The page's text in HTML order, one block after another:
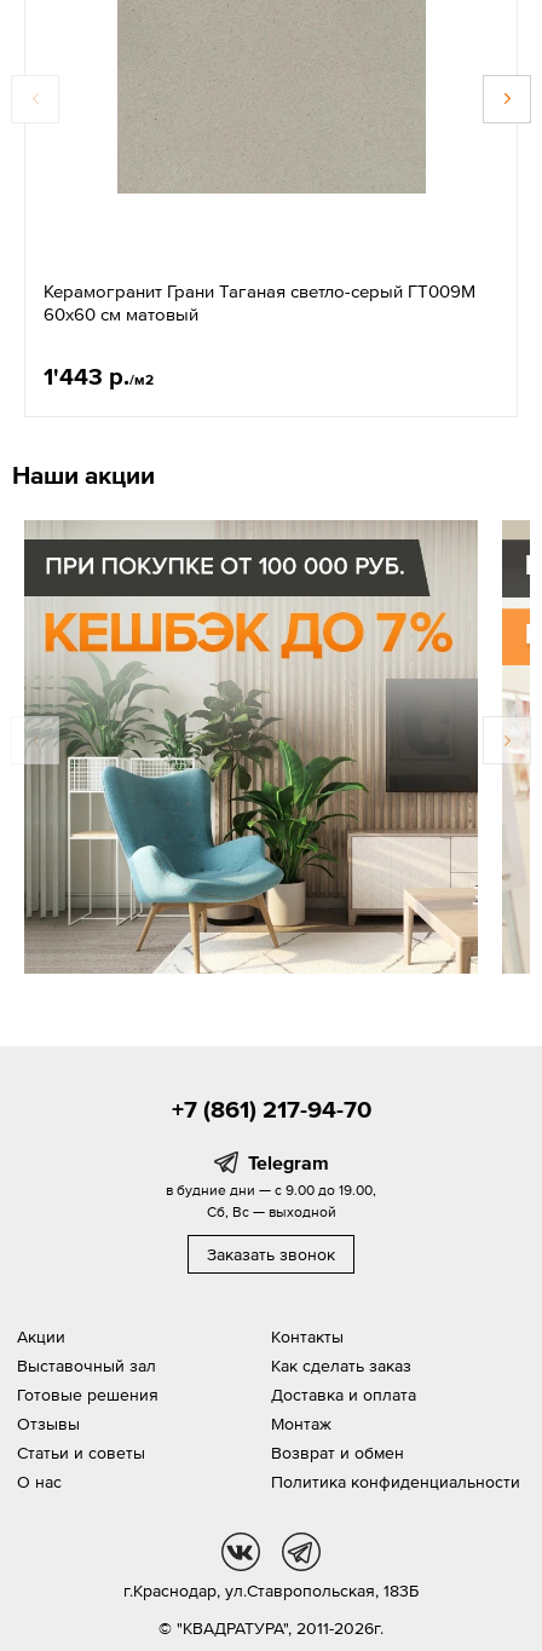
Керамогранит Грани Таганая светло-серый ГТ009М
60х60 см матовый
1'443 р./м2
Наши акции
Акции
Выставочный зал
Готовые решения
Отзывы
Статьи и советы
О нас
Контакты
Как сделать заказ
Доставка и оплата
Монтаж
Возврат и обмен
Политика конфиденциальности
+7 (861) 217-94-70
Telegram
в будние дни — с 9.00 до 19.00,
Сб, Вс — выходной
Заказать звонок
© "КВАДРАТУРА", 2011-2026г.
г.Краснодар, ул.Ставропольская, 183Б
vk